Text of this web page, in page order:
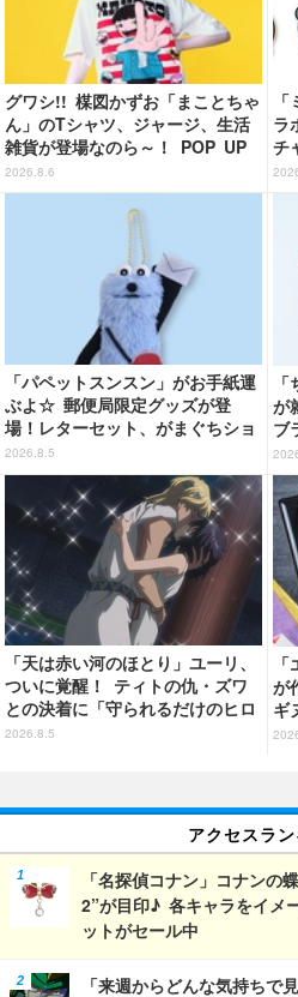
グワシ!! 楳図かずお「まことちゃ
ん」のTシャツ、ジャージ、生活
雑貨が登場なのら～！ POP UP
STORE in 墓場の画廊開催【8月
20日～】
2026.8.6
ラ
チ
く
「パペットスンスン」がお手紙運
ぶよ☆ 郵便局限定グッズが登
場！レターセット、がまぐちショ
ルダーバッグなど全5種【8月12日
～】
2026.8.5
が
ブ
「天は赤い河のほとり」ユーリ、
ついに覚醒！ ティトの仇・ズワ
との決着に「守られるだけのヒロ
インじゃなくなった」【第5話ネ
2026.8.5
が
ギ
ー
アクセスラ
「名探偵コナン」コナンの
2”が目印♪ 各キャラをイメ
ットがセール中
「来週からどんな気持ちで